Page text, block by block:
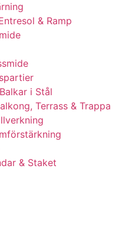
& Ramp
i Stål
Terrass & Trappa
& Staket